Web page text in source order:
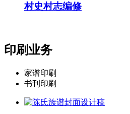
村史村志编修
印刷业务
家谱印刷
书刊印刷